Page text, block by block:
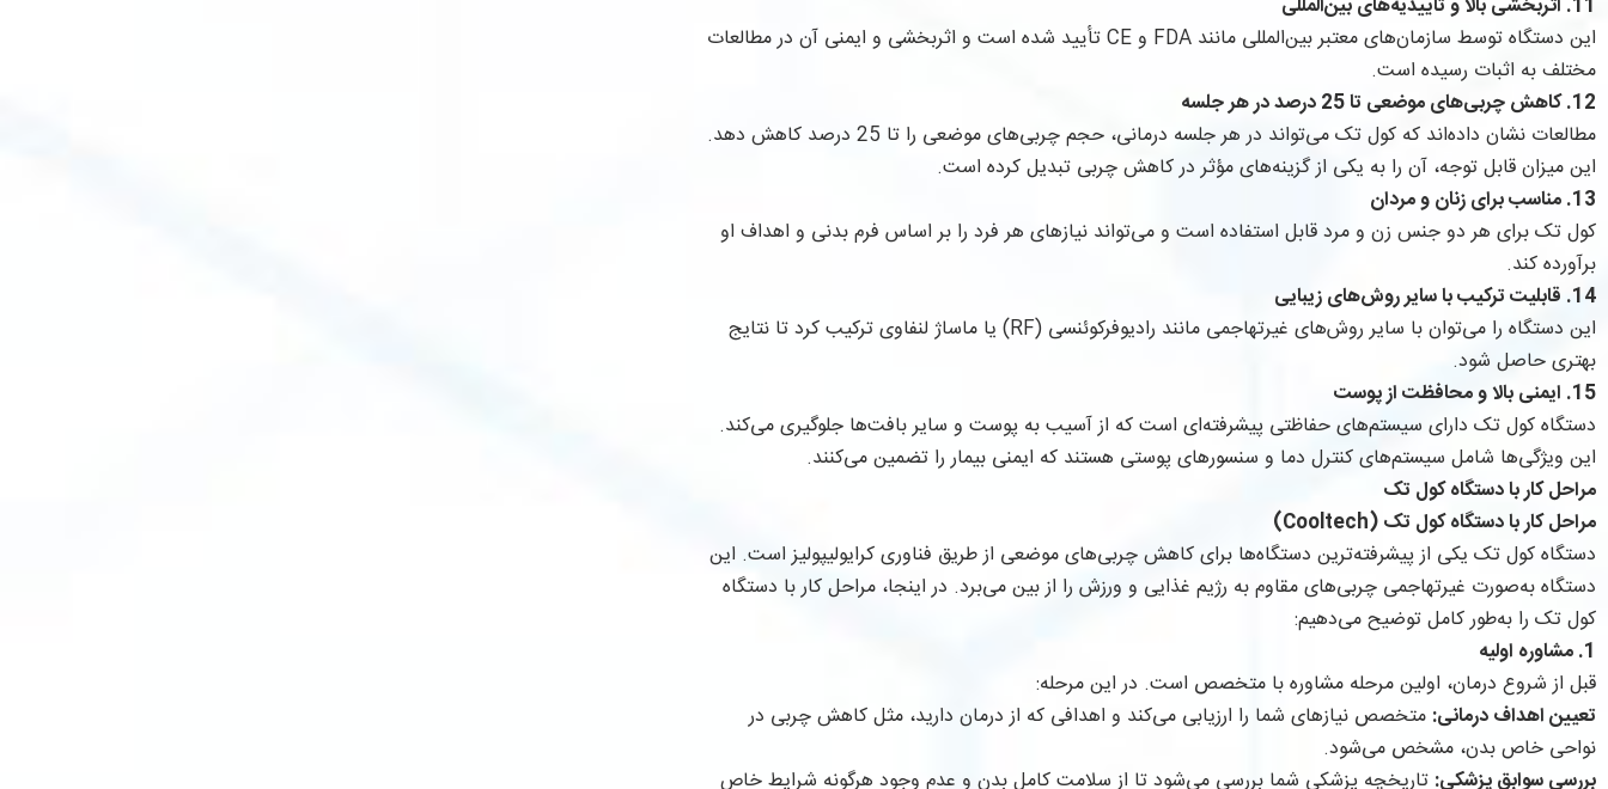
این دستگاه توسط سازمان‌های معتبر بین‌المللی مانند FDA و CE تأیید شده است و اثربخشی و ایمنی آن در مطالعات
مختلف به اثبات رسیده است.
12. کاهش چربی‌های موضعی تا 25 درصد در هر جلسه
مطالعات نشان داده‌اند که کول تک می‌تواند در هر جلسه درمانی، حجم چربی‌های موضعی را تا 25 درصد کاهش دهد.
این میزان قابل توجه، آن را به یکی از گزینه‌های مؤثر در کاهش چربی تبدیل کرده است.
13. مناسب برای زنان و مردان
کول تک برای هر دو جنس زن و مرد قابل استفاده است و می‌تواند نیازهای هر فرد را بر اساس فرم بدنی و اهداف او
برآورده کند.
14. قابلیت ترکیب با سایر روش‌های زیبایی
این دستگاه را می‌توان با سایر روش‌های غیرتهاجمی مانند رادیوفرکوئنسی (RF) یا ماساژ لنفاوی ترکیب کرد تا نتایج
بهتری حاصل شود.
15. ایمنی بالا و محافظت از پوست
دستگاه کول تک دارای سیستم‌های حفاظتی پیشرفته‌ای است که از آسیب به پوست و سایر بافت‌ها جلوگیری می‌کند.
این ویژگی‌ها شامل سیستم‌های کنترل دما و سنسورهای پوستی هستند که ایمنی بیمار را تضمین می‌کنند.
مراحل کار با دستگاه کول تک
مراحل کار با دستگاه کول تک (Cooltech)
دستگاه کول تک یکی از پیشرفته‌ترین دستگاه‌ها برای کاهش چربی‌های موضعی از طریق فناوری کرایولیپولیز است. این
دستگاه به‌صورت غیرتهاجمی چربی‌های مقاوم به رژیم غذایی و ورزش را از بین می‌برد. در اینجا، مراحل کار با دستگاه
کول تک را به‌طور کامل توضیح می‌دهیم:
1. مشاوره اولیه
قبل از شروع درمان، اولین مرحله مشاوره با متخصص است. در این مرحله:
تعیین اهداف درمانی: متخصص نیازهای شما را ارزیابی می‌کند و اهدافی که از درمان دارید، مثل کاهش چربی در
نواحی خاص بدن، مشخص می‌شود.
بررسی سوابق پزشکی: تاریخچه پزشکی شما بررسی می‌شود تا از سلامت کامل بدن و عدم وجود هرگونه شرایط خاص